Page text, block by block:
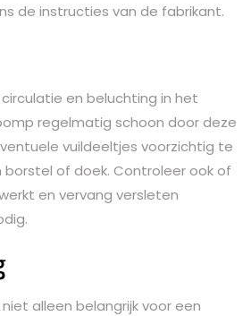
de instructies van de fabrikant.
en beluchting in het
regelmatig schoon door deze
vuildeeltjes voorzichtig te
of doek. Controleer ook of
en vervang versleten
alleen belangrijk voor een